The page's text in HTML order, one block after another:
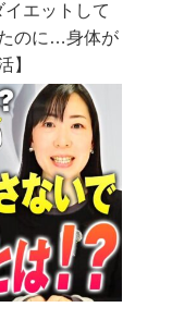
エットして
のに…身体が
】